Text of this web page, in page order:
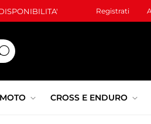
Registrati
CROSS E ENDURO